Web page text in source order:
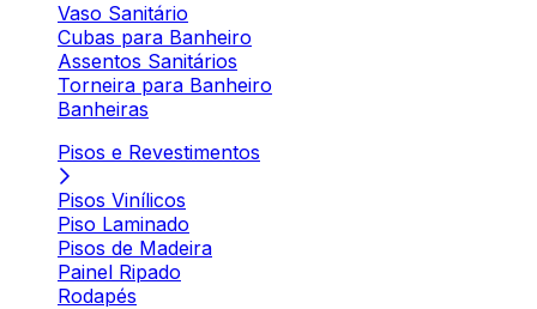
Vaso Sanitário
Cubas para Banheiro
Assentos Sanitários
Torneira para Banheiro
Banheiras
Pisos e Revestimentos
Pisos Vinílicos
Piso Laminado
Pisos de Madeira
Painel Ripado
Rodapés